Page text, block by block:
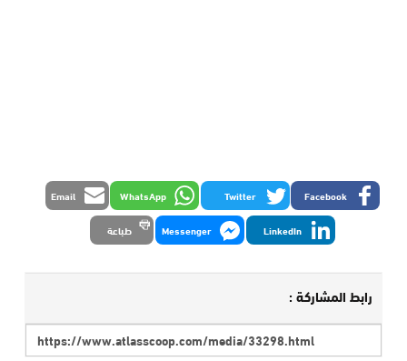
Facebook
Twitter
WhatsApp
Email
LinkedIn
Messenger طباعة
رابط المشاركة :